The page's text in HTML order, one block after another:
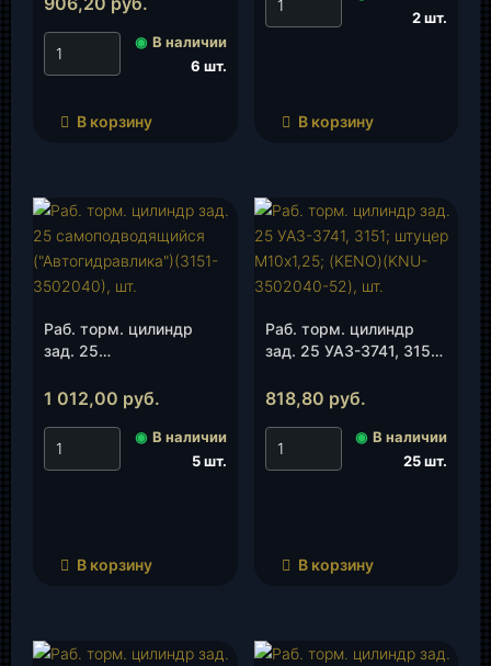
◉ В наличии
6 шт.
В корзину
2 шт.
В корзину
Раб. торм. цилиндр
зад. 25
(«Автогидравлика»)
1 012,00 руб.
◉ В наличии
5 шт.
В корзину
Раб. торм. цилиндр
зад. 25 УАЗ-3741, 3151;
(KENO)(KNU-3502040-
818,80 руб.
◉ В наличии
25 шт.
В корзину